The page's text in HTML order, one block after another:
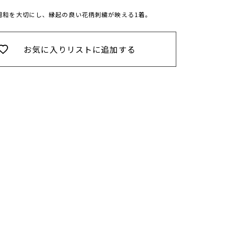
和を大切にし、縁起の良い花柄刺繍が映える1着。
お気に入りリストに追加する